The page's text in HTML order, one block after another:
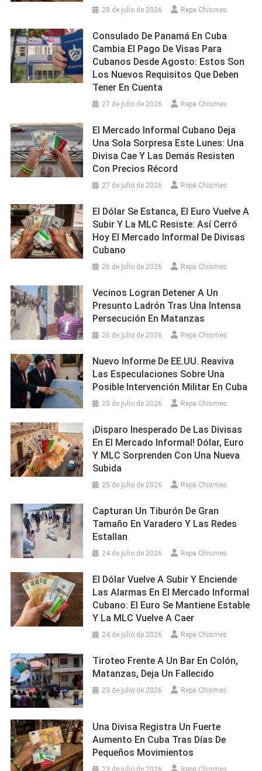
28 de julio de 2026 Repa Chismes
Consulado De Panamá En Cuba
Cambia El Pago De Visas Para
Cubanos Desde Agosto: Estos Son
Los Nuevos Requisitos Que Deben
Tener En Cuenta
27 de julio de 2026 Repa Chismes
El Mercado Informal Cubano Deja
Una Sola Sorpresa Este Lunes: Una
Divisa Cae Y Las Demás Resisten
Con Precios Récord
27 de julio de 2026 Repa Chismes
El Dólar Se Estanca, El Euro Vuelve A
Subir Y La MLC Resiste: Así Cerró
Hoy El Mercado Informal De Divisas
Cubano
26 de julio de 2026 Repa Chismes
Vecinos Logran Detener A Un
Presunto Ladrón Tras Una Intensa
Persecución En Matanzas
26 de julio de 2026 Repa Chismes
Nuevo Informe De EE.UU. Reaviva
Las Especulaciones Sobre Una
Posible Intervención Militar En Cuba
25 de julio de 2026 Repa Chismes
¡Disparo Inesperado De Las Divisas
En El Mercado Informal! Dólar, Euro
Y MLC Sorprenden Con Una Nueva
Subida
25 de julio de 2026 Repa Chismes
Capturan Un Tiburón De Gran
Tamaño En Varadero Y Las Redes
Estallan
24 de julio de 2026 Repa Chismes
El Dólar Vuelve A Subir Y Enciende
Las Alarmas En El Mercado Informal
Cubano: El Euro Se Mantiene Estable
Y La MLC Vuelve A Caer
24 de julio de 2026 Repa Chismes
Tiroteo Frente A Un Bar En Colón,
Matanzas, Deja Un Fallecido
23 de julio de 2026 Repa Chismes
Una Divisa Registra Un Fuerte
Aumento En Cuba Tras Días De
Pequeños Movimientos
23 de julio de 2026 Repa Chismes